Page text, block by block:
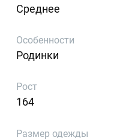
Среднее
Особенности
Родинки
Рост
164
Размер одежды